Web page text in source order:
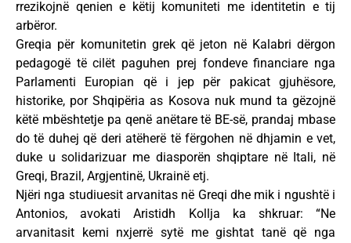
rrezikojnë qenien e këtij komuniteti me identitetin e tij
arbëror.
Greqia për komunitetin grek që jeton në Kalabri dërgon
pedagogë të cilët paguhen prej fondeve financiare nga
Parlamenti Europian që i jep për pakicat gjuhësore,
historike, por Shqipëria as Kosova nuk mund ta gëzojnë
këtë mbështetje pa qenë anëtare të BE-së, prandaj mbase
do të duhej që deri atëherë të fërgohen në dhjamin e vet,
duke u solidarizuar me diasporën shqiptare në Itali, në
Greqi, Brazil, Argjentinë, Ukrainë etj.
Njëri nga studiuesit arvanitas në Greqi dhe mik i ngushtë i
Antonios, avokati Aristidh Kollja ka shkruar: “Ne
arvanitasit kemi nxjerrë sytë me gishtat tanë që nga